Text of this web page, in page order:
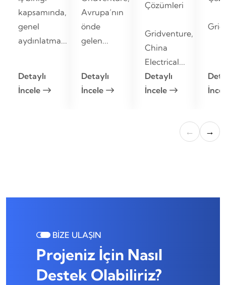
kapsamında,
genel
aydınlatma...
Detaylı
İncele
Avrupa’nın
önde
gelen...
Detaylı
İncele
Çözümleri
Gridventure,
China
Electrical...
Detaylı
İncele
← →
BİZE ULAŞIN
Projeniz İçin Nasıl
Destek Olabiliriz?